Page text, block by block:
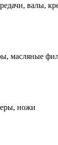
валы,
масляные
ножи